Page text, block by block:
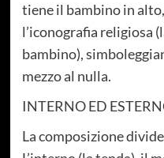
tiene il bambino in
l’iconografia religiosa
bambino),
mezzo al nulla.
INTERNO ED
La composizione